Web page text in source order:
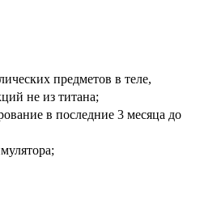
предметов в теле,
не из титана;
в последние 3 месяца до